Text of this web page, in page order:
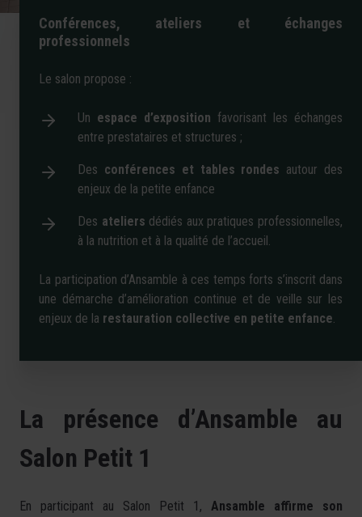
Conférences, ateliers et échanges
professionnels
Le salon propose :
Un espace d’exposition favorisant les échanges
entre prestataires et structures ;
Des conférences et tables rondes autour des
enjeux de la petite enfance
Des ateliers dédiés aux pratiques professionnelles,
à la nutrition et à la qualité de l’accueil.
La participation d’Ansamble à ces temps forts s’inscrit dans
une démarche d’amélioration continue et de veille sur les
enjeux de la restauration collective en petite enfance.
La présence d’Ansamble au
Salon Petit 1
En participant au Salon Petit 1, Ansamble affirme son